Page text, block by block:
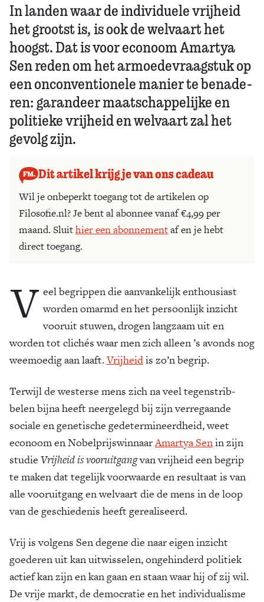
In landen waar de individuele vrijheid
het grootst is, is ook de welvaart het
hoogst. Dat is voor econoom Amartya
Sen reden om het armoedevraagstuk op
een onconventionele manier te benade­
ren: garandeer maatschappelij­ke en
politieke vrijheid en welvaart zal het
gevolg zijn.
Dit artikel krijg je van ons cadeau
Wil je onbeperkt toegang tot de artikelen op
Filosofie.nl? Je bent al abonnee vanaf €4,99 per
maand. Sluithier een abonnementaf en je hebt
direct toegang.
V eel begrippen die aanvankelijk enthousiast
worden omarmd en het persoonlijk inzicht
vooruit stuwen, drogen langzaam uit en
worden tot clichés waar men zich alleen ’s avonds nog
weemoedig aan laaft.Vrij­heidis zo’n begrip.
Terwijl de westerse mens zich na veel tegen­strib­
belen bijna heeft neerge­legd bij zijn verre­gaande
sociale en genetische gedetermi­neerdheid, weet
econoom en Nobelprijs­winnaarAmartya Senin zijn
studie Vrijheid is vooruitgangvan vrij­heid een begrip
te maken dat tege­lijk voor­waarde en resul­taat is van
alle voor­uitgang en wel­vaart die de mens in de loop
van de geschiedenis heeft gerea­liseerd.
Vrij is volgens Sen degene die naar eigen inzicht
goederen uit kan uitwisselen, ongehin­derd politiek
actief kan zijn en kan gaan en staan waar hij of zij wil.
De vrije markt, de democra­tie en het individualisme